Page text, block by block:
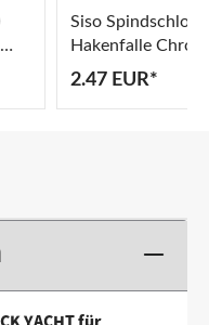
Siso Spindschloss
Hakenfalle Chrom
2.47 EUR*